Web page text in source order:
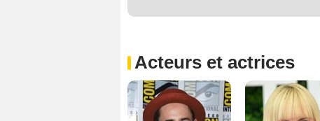
Acteurs et actrices